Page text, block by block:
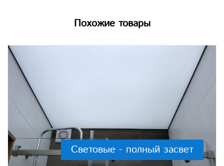
Похожие товары
Световые - полный засвет